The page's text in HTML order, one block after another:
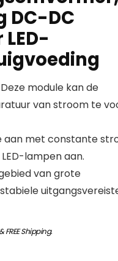
DC-DC
module kan de
van stroom te
aan met constante
lampen aan.
van grote
&FREE Shipping.